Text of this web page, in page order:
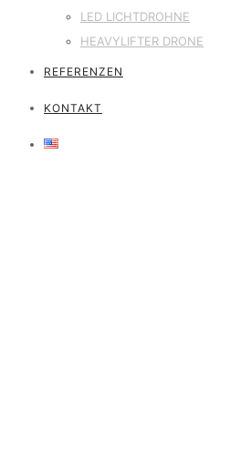
LED LICHTDROHNE
HEAVYLIFTER DRONE
REFERENZEN
KONTAKT